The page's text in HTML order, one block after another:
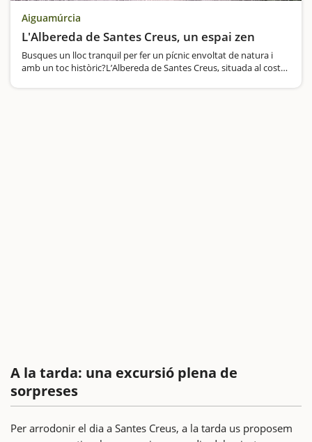
Aiguamúrcia
L'Albereda de Santes Creus, un espai zen
Busques un lloc tranquil per fer un pícnic envoltat de natura i
amb un toc històric?L’Albereda de Santes Creus, situada al costat
A la tarda: una excursió plena de
sorpreses
Per arrodonir el dia a Santes Creus, a la tarda us proposem